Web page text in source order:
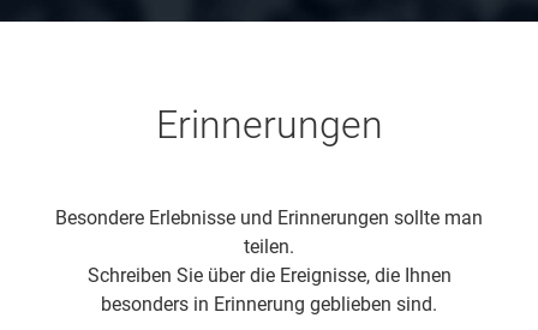
Erinnerungen
Besondere Erlebnisse und Erinnerungen sollte man
teilen.
Schreiben Sie über die Ereignisse, die Ihnen
besonders in Erinnerung geblieben sind.